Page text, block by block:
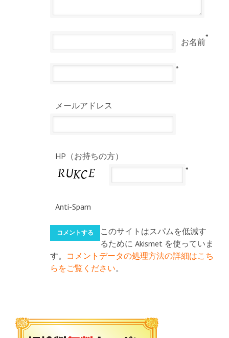
お名前*
メールアドレス
*
HP（お持ちの方）
Anti-Spam
*
このサイトはスパムを低減す
るために Akismet を使っていま
す。 コメントデータの処理方法の詳細はこち
らをご覧ください。